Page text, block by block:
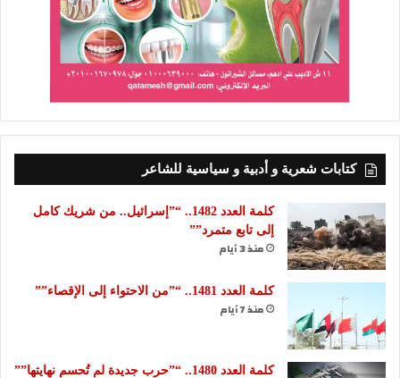
كتابات شعرية و أدبية و سياسية للشاعر
كلمة العدد 1482.. “”إسرائيل.. من شريك كامل
إلى تابع متمرد””
منذ 3 أيام
كلمة العدد 1481.. “”من الاحتواء إلى الإقصاء””
منذ 7 أيام
كلمة العدد 1480.. “”حرب جديدة لم تُحسم نهايتها””